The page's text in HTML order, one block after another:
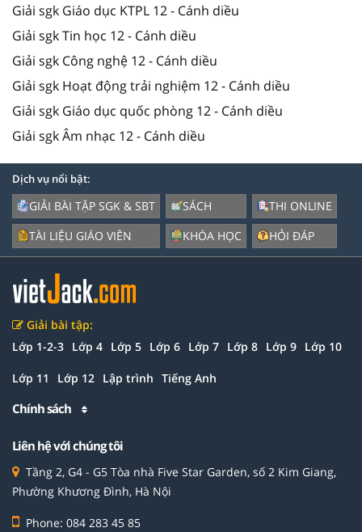
Giải sgk Giáo dục KTPL 12 - Cánh diều
Giải sgk Tin học 12 - Cánh diều
Giải sgk Công nghệ 12 - Cánh diều
Giải sgk Hoạt động trải nghiệm 12 - Cánh diều
Giải sgk Giáo dục quốc phòng 12 - Cánh diều
Giải sgk Âm nhạc 12 - Cánh diều
Dịch vụ nổi bật:
GIẢI BÀI TẬP SGK & SBT
TÀI LIỆU GIÁO VIÊN
SÁCH
KHÓA HỌC
THI ONLINE
HỎI ĐÁP
Giải bài tập:
Lớp 1-2-3 Lớp 4 Lớp 5 Lớp 6 Lớp 7 Lớp 8 Lớp 9 Lớp 10
Lớp 11 Lớp 12 Lập trình Tiếng Anh
Chính sách
Liên hệ với chúng tôi
Tầng 2, G4 - G5 Tòa nhà Five Star Garden, số 2 Kim Giang,
Phường Khương Đình, Hà Nội
Phone: 084 283 45 85